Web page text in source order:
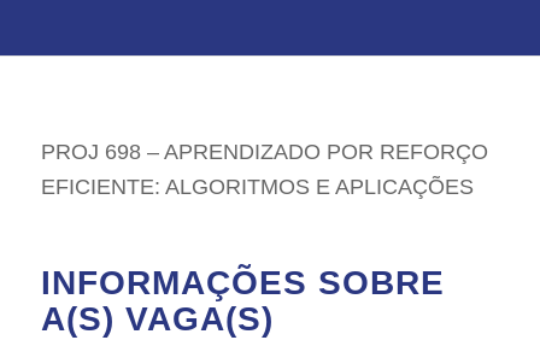
PROJ 698 – APRENDIZADO POR REFORÇO
EFICIENTE: ALGORITMOS E APLICAÇÕES
INFORMAÇÕES SOBRE
A(S) VAGA(S)